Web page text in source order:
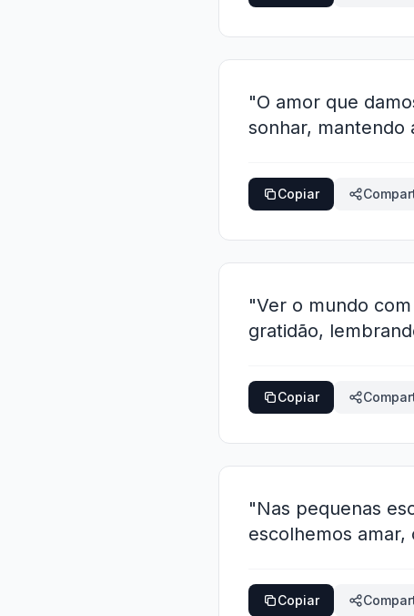
"O amor que
sonhar, mantendo
Copiar
"Ver o mundo
gratidão,
Copiar
"Nas pequenas
escolhemos
Copiar